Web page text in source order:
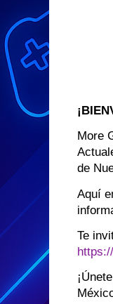
More
de
Aquí
Te